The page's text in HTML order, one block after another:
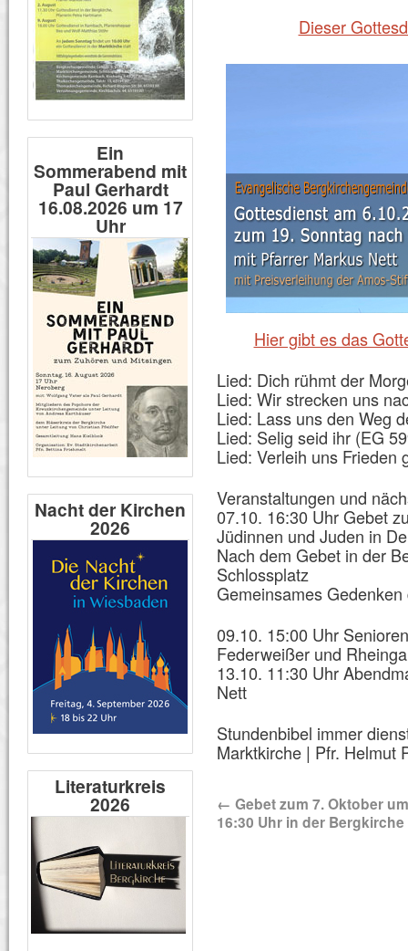
Dieser
Hier gibt es das
Lied: Dich rühmt der
Lied: Wir strecken uns
Lied: Lass uns den Weg
Lied: Selig seid ihr (EG
Lied: Verleih uns Frieden
Veranstaltungen und
07.10. 16:30 Uhr Gebet
Jüdinnen und Juden in
Nach dem Gebet in der
Schlossplatz
Gemeinsames
09.10. 15:00 Uhr
Federweißer und
13.10. 11:30 Uhr
Nett
Stundenbibel immer
Marktkirche | Pfr. Helmut
← Gebet zum 7. Oktober um
16:30 Uhr in der Bergkirche
Ein
Sommerabend mit
Paul Gerhardt
16.08.2026 um 17
Uhr
Nacht der Kirchen
2026
Literaturkreis
2026